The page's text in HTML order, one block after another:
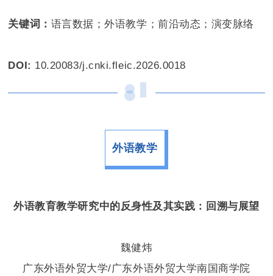
关键词： 语言数据；外语教学；前沿动态；演变脉络
DOI: 10.20083/j.cnki.fleic.2026.0018
外语教学
外语教育教学研究中的反身性及其实践： 回溯与展望
魏健炜
广东外语外贸大学/广东外语外贸大学南国商学院